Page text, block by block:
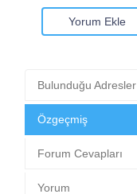
Yorum Ekle
Bulunduğu Adresler
Özgeçmiş
Forum Cevapları
Yorum